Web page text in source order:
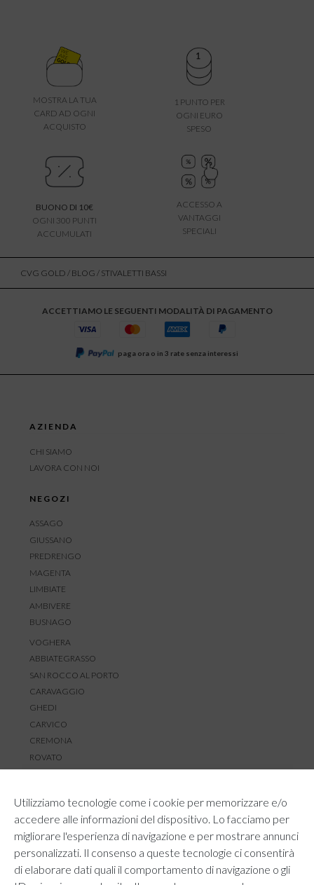
Utilizziamo tecnologie come i cookie per memorizzare e/o
accedere alle informazioni del dispositivo. Lo facciamo per
migliorare l'esperienza di navigazione e per mostrare annunci
personalizzati. Il consenso a queste tecnologie ci consentirà
di elaborare dati quali il comportamento di navigazione o gli
MOSTRA LA TUA
CARD AD OGNI
ACQUISTO
1 PUNTO PER
OGNI EURO
SPESO
BUONO DI 10€
OGNI 300 PUNTI
ACCUMULATI
ACCESSO A
VANTAGGI
SPECIALI
CVG GOLD / BLOG / STIVALETTI BASSI
ACCETTIAMO LE SEGUENTI MODALITÀ DI PAGAMENTO
paga ora o in 3 rate senza interessi
AZIENDA
CHI SIAMO
LAVORA CON NOI
NEGOZI
ASSAGO
GIUSSANO
PREDRENGO
MAGENTA
LIMBIATE
AMBIVERE
BUSNAGO
VOGHERA
ABBIATEGRASSO
SAN ROCCO AL PORTO
CARAVAGGIO
GHEDI
CARVICO
CREMONA
ROVATO
RESI E RIMBORSI
REGOLAMENTO LOYALTY